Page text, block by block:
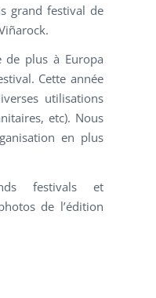
grand festival de
de plus à Europa
Cette année
utilisations
etc). Nous
en plus
festivals et
de l’édition